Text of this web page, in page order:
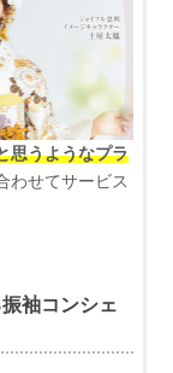
思うようなプラ
わせてサービス
袖コンシェ